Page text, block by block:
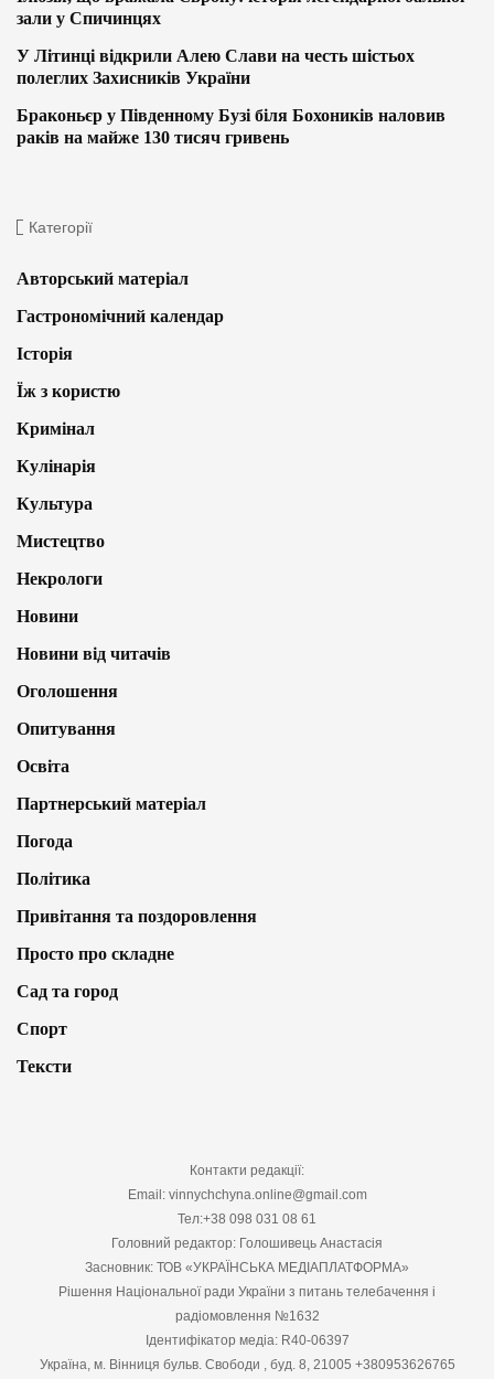
зали у Спичинцях
У Літинці відкрили Алею Слави на честь шістьох
полеглих Захисників України
Браконьєр у Південному Бузі біля Бохоників наловив
раків на майже 130 тисяч гривень
Категорії
Авторський матеріал
Гастрономічний календар
Історія
Їж з користю
Кримінал
Кулінарія
Культура
Мистецтво
Некрологи
Новини
Новини від читачів
Оголошення
Опитування
Освіта
Партнерський матеріал
Погода
Політика
Привітання та поздоровлення
Просто про складне
Сад та город
Спорт
Тексти
Контакти редакції:
Email: vinnychchyna.online@gmail.com
Тел:+38 098 031 08 61
Головний редактор: Голошивець Анастасія
Засновник: ТОВ «УКРАЇНСЬКА МЕДІАПЛАТФОРМА»
Рішення Національної ради України з питань телебачення і
радіомовлення №1632
Ідентифікатор медіа: R40-06397
Україна, м. Вінниця бульв. Свободи , буд. 8, 21005 +380953626765